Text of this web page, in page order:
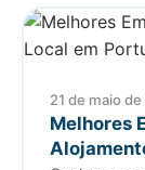
21 de maio
Melhores